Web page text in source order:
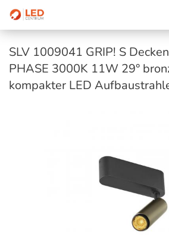
SLV 1009041 GRIP! S
PHASE 3000K 11W 29°
kompakter LED